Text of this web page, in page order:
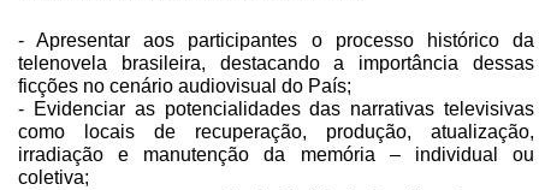
- Apresentar aos participantes o processo histórico da
telenovela brasileira, destacando a importância dessas
ficções no cenário audiovisual do País;
- Evidenciar as potencialidades das narrativas televisivas
como locais de recuperação, produção, atualização,
irradiação e manutenção da memória – individual ou
coletiva;